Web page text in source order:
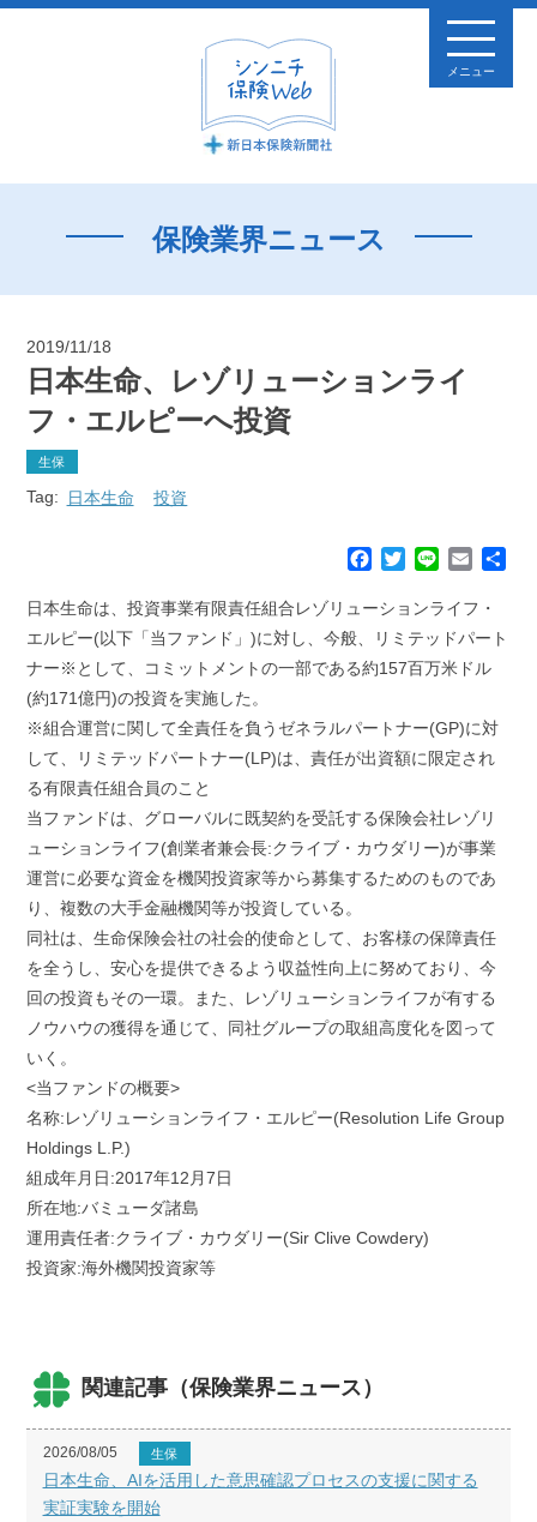
メニュー
保険業界ニュース
2019/11/18
日本生命、レゾリューションライ
フ・エルピーへ投資
生保
Tag: 日本生命 投資
c
e
o
k
T
i
e
n
e
E
a
i
日本生命は、投資事業有限責任組合レゾリューションライフ・
エルピー(以下「当ファンド」)に対し、今般、リミテッドパート
ナー※として、コミットメントの一部である約157百万米ドル
(約171億円)の投資を実施した。
※組合運営に関して全責任を負うゼネラルパートナー(GP)に対
して、リミテッドパートナー(LP)は、責任が出資額に限定され
る有限責任組合員のこと
当ファンドは、グローバルに既契約を受託する保険会社レゾリ
ューションライフ(創業者兼会長:クライブ・カウダリー)が事業
運営に必要な資金を機関投資家等から募集するためのものであ
り、複数の大手金融機関等が投資している。
同社は、生命保険会社の社会的使命として、お客様の保障責任
を全うし、安心を提供できるよう収益性向上に努めており、今
回の投資もその一環。また、レゾリューションライフが有する
ノウハウの獲得を通じて、同社グループの取組高度化を図って
いく。
<当ファンドの概要>
名称:レゾリューションライフ・エルピー(Resolution Life Group
Holdings L.P.)
組成年月日:2017年12月7日
所在地:バミューダ諸島
運用責任者:クライブ・カウダリー(Sir Clive Cowdery)
投資家:海外機関投資家等
関連記事（保険業界ニュース）
2026/08/05 生保
日本生命、AIを活用した意思確認プロセスの支援に関する
実証実験を開始